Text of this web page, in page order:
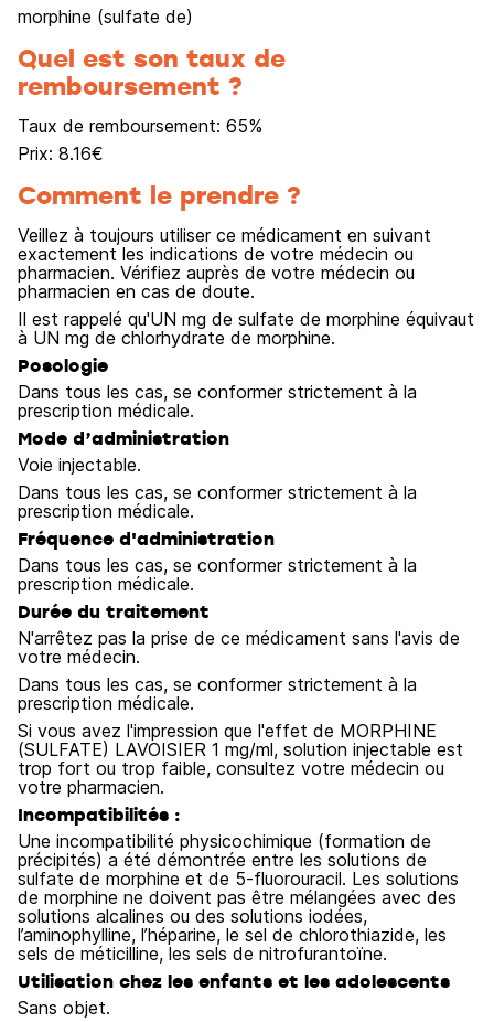
morphine (sulfate de)
Quel est son taux de
remboursement ?
Taux de remboursement: 65%
Prix: 8.16€
Comment le prendre ?
Veillez à toujours utiliser ce médicament en suivant
exactement les indications de votre médecin ou
pharmacien. Vérifiez auprès de votre médecin ou
pharmacien en cas de doute.
Il est rappelé qu'UN mg de sulfate de morphine équivaut
à UN mg de chlorhydrate de morphine.
Posologie
Dans tous les cas, se conformer strictement à la
prescription médicale.
Mode d’administration
Voie injectable.
Dans tous les cas, se conformer strictement à la
prescription médicale.
Fréquence d'administration
Dans tous les cas, se conformer strictement à la
prescription médicale.
Durée du traitement
N'arrêtez pas la prise de ce médicament sans l'avis de
votre médecin.
Dans tous les cas, se conformer strictement à la
prescription médicale.
Si vous avez l'impression que l'effet de MORPHINE
(SULFATE) LAVOISIER 1 mg/ml, solution injectable est
trop fort ou trop faible, consultez votre médecin ou
votre pharmacien.
Incompatibilités :
Une incompatibilité physicochimique (formation de
précipités) a été démontrée entre les solutions de
sulfate de morphine et de 5-fluorouracil. Les solutions
de morphine ne doivent pas être mélangées avec des
solutions alcalines ou des solutions iodées,
l’aminophylline, l’héparine, le sel de chlorothiazide, les
sels de méticilline, les sels de nitrofurantoïne.
Utilisation chez les enfants et les adolescents
Sans objet.